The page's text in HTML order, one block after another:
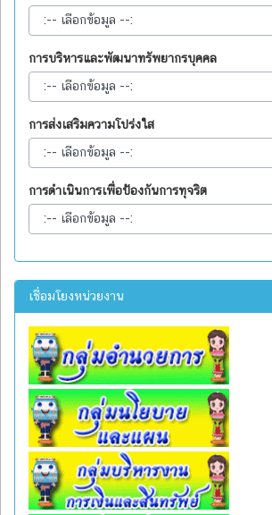
การบริหารและพัฒนาทรัพยากรบุคคล
การส่งเสริมความโปร่งใส
การดำเนินการเพื่อป้องกันการทุจริต
เชื่อมโยงหน่วยงาน